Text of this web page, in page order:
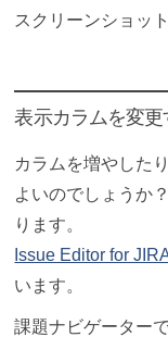
スクリーンショッ
表示カラムを変更
カラムを増やした
よいのでしょうか
ります。
Issue Editor for
います。
課題ナビゲーター